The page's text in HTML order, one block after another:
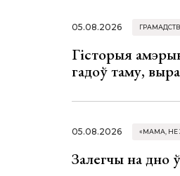
05.08.2026
Гісторыя
гадоў таму,
05.08.2026 «МАМА, НЕ
Залегчы на дно